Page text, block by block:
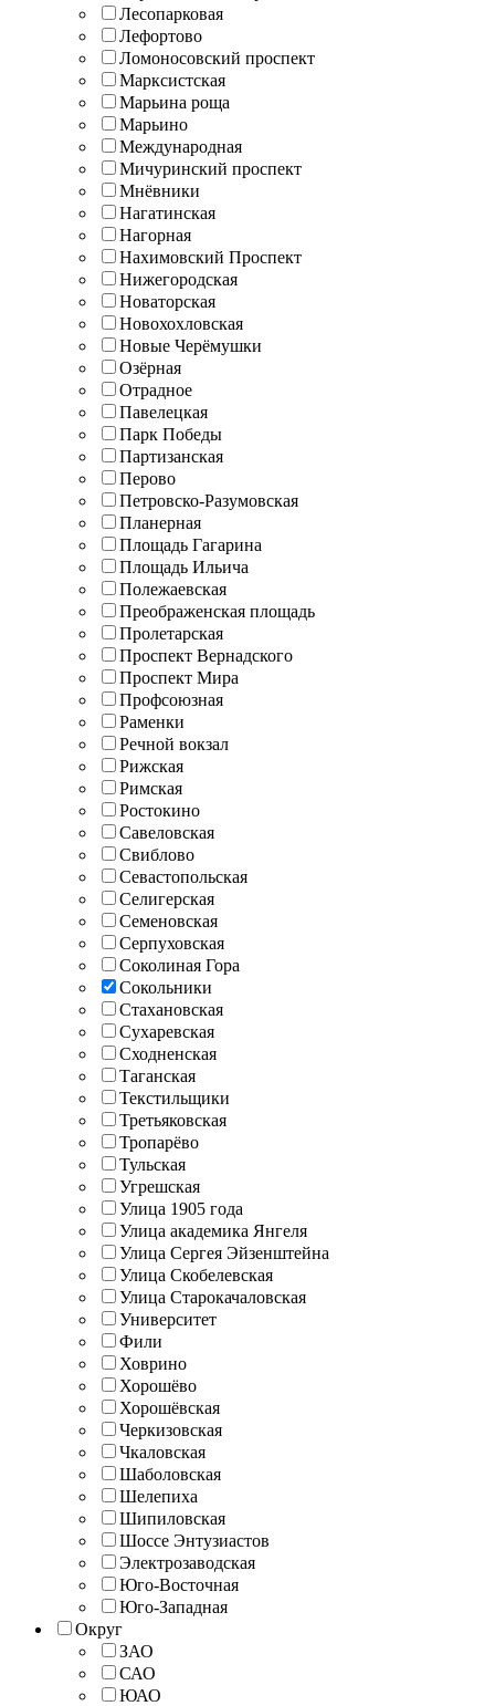
Лесопарковая
Лефортово
Ломоносовский проспект
Марксистская
Марьина роща
Марьино
Международная
Мичуринский проспект
Мнёвники
Нагатинская
Нагорная
Нахимовский Проспект
Нижегородская
Новаторская
Новохохловская
Новые Черёмушки
Озёрная
Отрадное
Павелецкая
Парк Победы
Партизанская
Перово
Петровско-Разумовская
Планерная
Площадь Гагарина
Площадь Ильича
Полежаевская
Преображенская площадь
Пролетарская
Проспект Вернадского
Проспект Мира
Профсоюзная
Раменки
Речной вокзал
Рижская
Римская
Ростокино
Савеловская
Свиблово
Севастопольская
Селигерская
Семеновская
Серпуховская
Соколиная Гора
Сокольники
Стахановская
Сухаревская
Сходненская
Таганская
Текстильщики
Третьяковская
Тропарёво
Тульская
Угрешская
Улица 1905 года
Улица академика Янгеля
Улица Сергея Эйзенштейна
Улица Скобелевская
Улица Старокачаловская
Университет
Фили
Ховрино
Хорошёво
Хорошёвская
Черкизовская
Чкаловская
Шаболовская
Шелепиха
Шипиловская
Шоссе Энтузиастов
Электрозаводская
Юго-Восточная
Юго-Западная
Округ
ЗАО
САО
ЮАО